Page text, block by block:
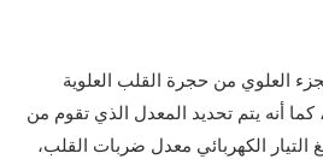
العلوي من حجرة القلب العلوية
كما أنه يتم تحديد المعدل الذي تقوم من
التيار الكهربائي معدل ضربات القلب،